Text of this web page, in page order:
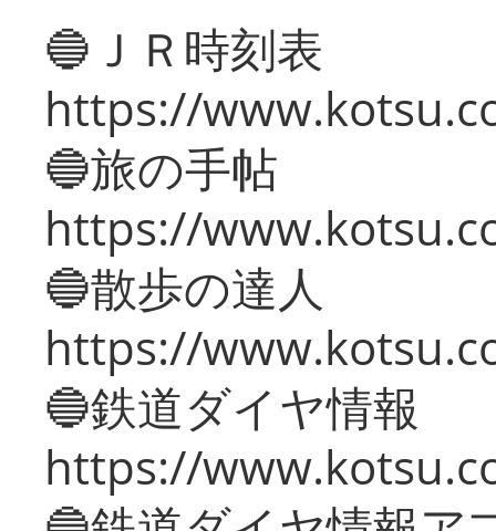
🔵ＪＲ時刻表
https://
🔵旅の手帖
https://
🔵散歩の達人
https://
🔵鉄道ダイヤ情報
https://